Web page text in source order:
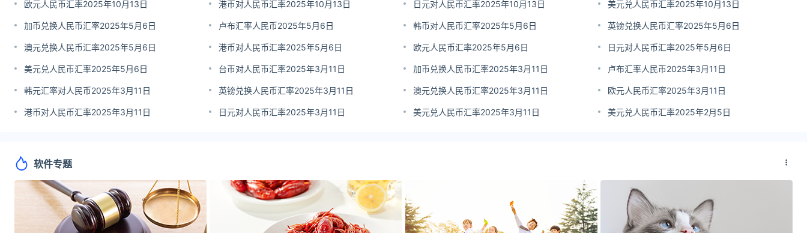
欧元人民币汇率2025年10月13日 港币对人民币汇率2025年10月13日 日元对人民币汇率2025年10月13日 美元兑人民币汇率2025年10月13日
加币兑换人民币汇率2025年5月6日 卢布汇率人民币2025年5月6日 韩币对人民币汇率2025年5月6日 英镑兑换人民币汇率2025年5月6日
澳元兑换人民币汇率2025年5月6日 港币对人民币汇率2025年5月6日 欧元人民币汇率2025年5月6日 日元对人民币汇率2025年5月6日
美元兑人民币汇率2025年5月6日 台币对人民币汇率2025年3月11日 加币兑换人民币汇率2025年3月11日 卢布汇率人民币2025年3月11日
韩元汇率对人民币2025年3月11日 英镑兑换人民币汇率2025年3月11日 澳元兑换人民币汇率2025年3月11日 欧元人民币汇率2025年3月11日
港币对人民币汇率2025年3月11日 日元对人民币汇率2025年3月11日 美元兑人民币汇率2025年3月11日 美元兑人民币汇率2025年2月5日
软件专题